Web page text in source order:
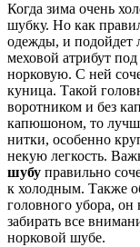
Когда зима очень
шубку. Но как
одежды, и подойдет
меховой атрибут
норковую. С ней
куница. Такой
воротником и без
капюшоном, то
нитки, особенно
некую легкость.
шубу правильно
к холодным. Также
головного убора,
забирать все
норковой шубе.